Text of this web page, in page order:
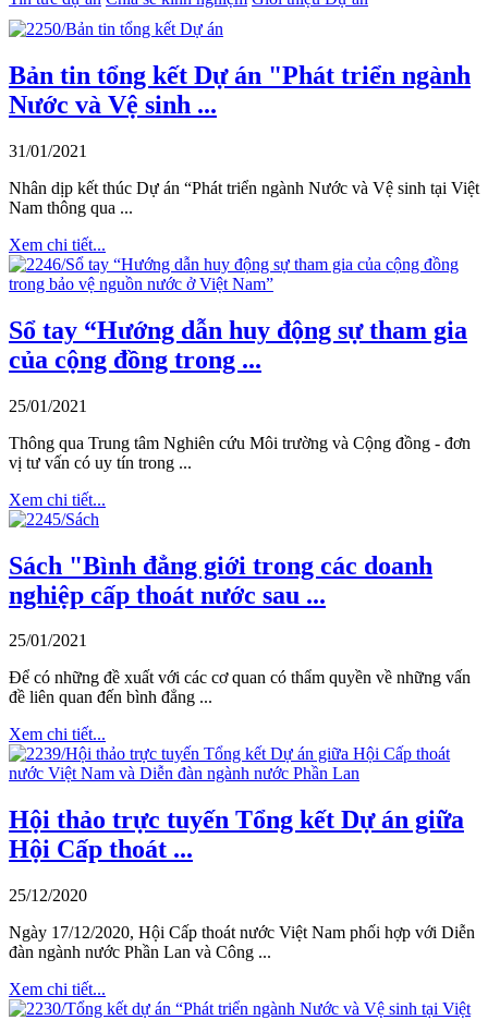
Bản tin tổng kết Dự án "Phát triển ngành
Nước và Vệ sinh ...
31/01/2021
Nhân dịp kết thúc Dự án “Phát triển ngành Nước và Vệ sinh tại Việt
Nam thông qua ...
Xem chi tiết...
Sổ tay “Hướng dẫn huy động sự tham gia
của cộng đồng trong ...
25/01/2021
Thông qua Trung tâm Nghiên cứu Môi trường và Cộng đồng - đơn
vị tư vấn có uy tín trong ...
Xem chi tiết...
Sách "Bình đẳng giới trong các doanh
nghiệp cấp thoát nước sau ...
25/01/2021
Để có những đề xuất với các cơ quan có thẩm quyền về những vấn
đề liên quan đến bình đẳng ...
Xem chi tiết...
Hội thảo trực tuyến Tổng kết Dự án giữa
Hội Cấp thoát ...
25/12/2020
Ngày 17/12/2020, Hội Cấp thoát nước Việt Nam phối hợp với Diễn
đàn ngành nước Phần Lan và Công ...
Xem chi tiết...